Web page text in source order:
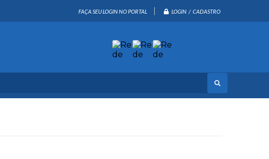
FAÇA SEU LOGIN NO PORTAL LOGIN / CADASTRO